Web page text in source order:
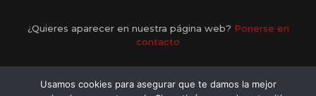
¿Quieres aparecer en nuestra página web? Ponerse en
contacto
Usamos cookies para asegurar que te damos la mejor